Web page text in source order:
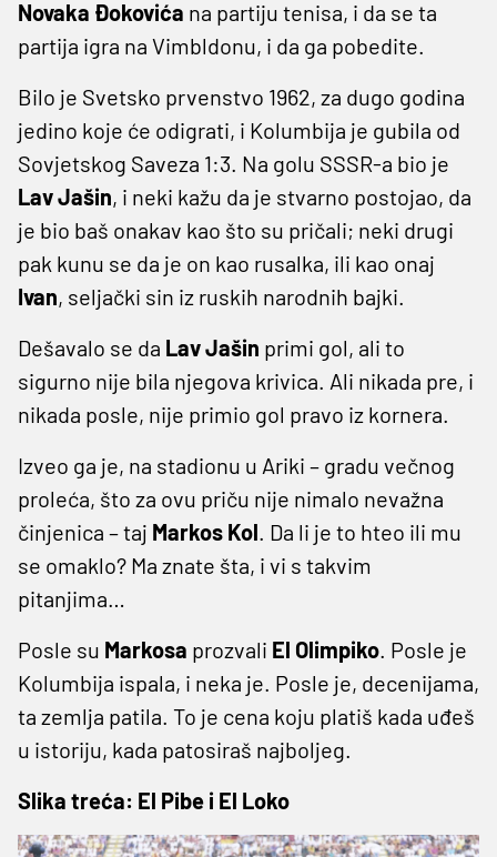
Novaka Đokovića na partiju tenisa, i da se ta
partija igra na Vimbldonu, i da ga pobedite.
Bilo je Svetsko prvenstvo 1962, za dugo godina
jedino koje će odigrati, i Kolumbija je gubila od
Sovjetskog Saveza 1:3. Na golu SSSR-a bio je
Lav Jašin, i neki kažu da je stvarno postojao, da
je bio baš onakav kao što su pričali; neki drugi
pak kunu se da je on kao rusalka, ili kao onaj
Ivan, seljački sin iz ruskih narodnih bajki.
Dešavalo se da Lav Jašin primi gol, ali to
sigurno nije bila njegova krivica. Ali nikada pre, i
nikada posle, nije primio gol pravo iz kornera.
Izveo ga je, na stadionu u Ariki – gradu večnog
proleća, što za ovu priču nije nimalo nevažna
činjenica – taj Markos Kol. Da li je to hteo ili mu
se omaklo? Ma znate šta, i vi s takvim
pitanjima…
Posle su Markosa prozvali El Olimpiko. Posle je
Kolumbija ispala, i neka je. Posle je, decenijama,
ta zemlja patila. To je cena koju platiš kada uđeš
u istoriju, kada patosiraš najboljeg.
Slika treća: El Pibe i El Loko